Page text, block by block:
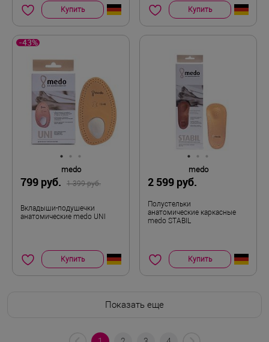
Купить Купить
-43%
medo
799 руб. 1 399 руб.
Вкладыши-подушечки
анатомические medo UNI
Купить
medo
2 599 руб.
Полустельки
анатомические каркасные
medo STABIL
Купить
Показать еще